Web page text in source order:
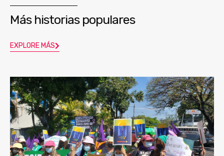
Más historias populares
EXPLORE MÁS